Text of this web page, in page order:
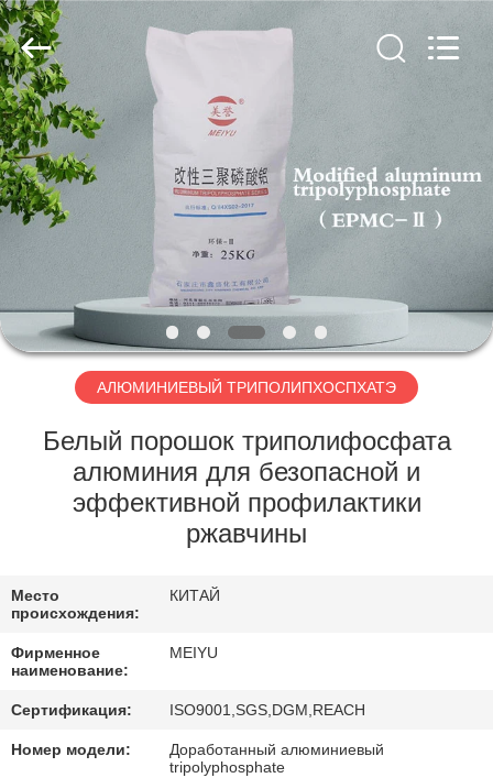
ДОМОЙ
ПРОДУКТЫ
ВИДЕОЗАПИСИ
О
НАС
ЭКСКУРСИЯ
ЗАВОДУ
КАЧЕСТВА
СВЯЖИТЕСЬ
С
НАМИ
co.,ltd.
All
Rights
Reserved.
Developed
by
ECER
АЛЮМИНИЕВЫЙ ТРИПОЛИПХОСПХАТЭ
Белый порошок триполифосфата
алюминия для безопасной и
эффективной профилактики
ржавчины
Место
происхождения:
КИТАЙ
Фирменное
наименование:
MEIYU
Сертификация: ISO9001,SGS,DGM,REACH
Номер модели:
Доработанный алюминиевый
tripolyphosphate